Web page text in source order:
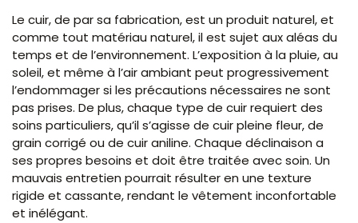
Le cuir, de par sa fabrication, est un produit naturel, et
comme tout matériau naturel, il est sujet aux aléas du
temps et de l’environnement. L’exposition à la pluie, au
soleil, et même à l’air ambiant peut progressivement
l’endommager si les précautions nécessaires ne sont
pas prises. De plus, chaque type de cuir requiert des
soins particuliers, qu’il s’agisse de cuir pleine fleur, de
grain corrigé ou de cuir aniline. Chaque déclinaison a
ses propres besoins et doit être traitée avec soin. Un
mauvais entretien pourrait résulter en une texture
rigide et cassante, rendant le vêtement inconfortable
et inélégant.